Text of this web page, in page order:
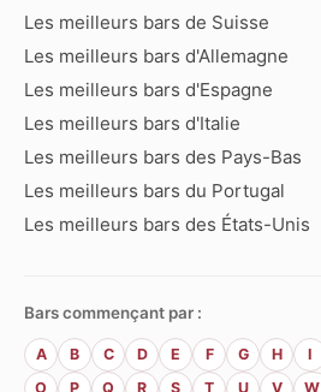
Les meilleurs bars de Suisse
Les meilleurs bars d'Allemagne
Les meilleurs bars d'Espagne
Les meilleurs bars d'Italie
Les meilleurs bars des Pays-Bas
Les meilleurs bars du Portugal
Les meilleurs bars des États-Unis
Bars commençant par :
A B C D E F G H I
O
P Q R S T U V W